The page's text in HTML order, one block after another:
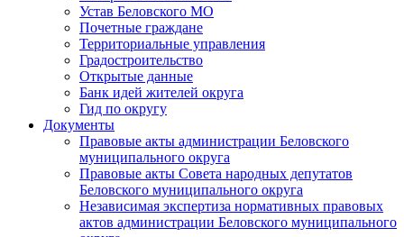
Устав Беловского МО
Почетные граждане
Территориальные управления
Градостроительство
Открытые данные
Банк идей жителей округа
Гид по округу
Документы
Правовые акты администрации Беловского
муниципального округа
Правовые акты Совета народных депутатов
Беловского муниципального округа
Независимая экспертиза нормативных правовых
актов администрации Беловского муниципального